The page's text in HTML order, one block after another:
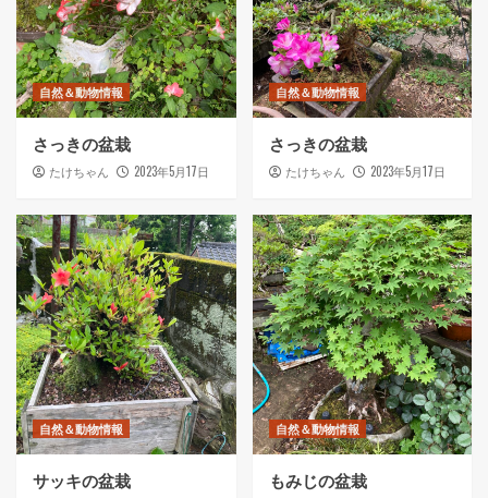
自然＆動物情報
さっきの盆栽
たけちゃん 2023年5月17日
自然＆動物情報
さっきの盆栽
たけちゃん 2023年5月17日
自然＆動物情報
サッキの盆栽
自然＆動物情報
もみじの盆栽